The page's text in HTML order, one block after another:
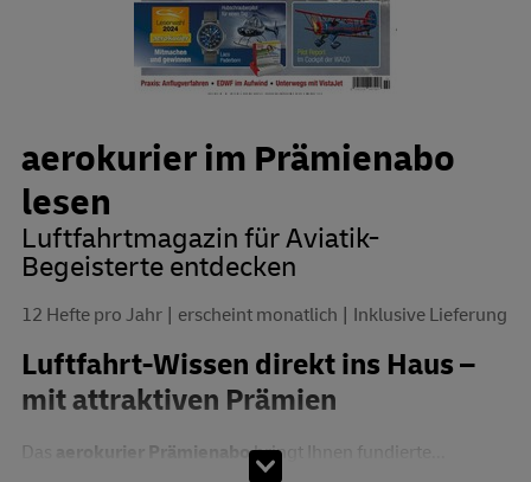
aerokurier im Prämienabo
lesen
Luftfahrtmagazin für Aviatik-
Begeisterte entdecken
12 Hefte pro Jahr erscheint monatlich Inklusive Lieferung
Luftfahrt-Wissen direkt ins Haus –
mit attraktiven Prämien
Das aerokurier Prämienabobringt Ihnen fundierte...